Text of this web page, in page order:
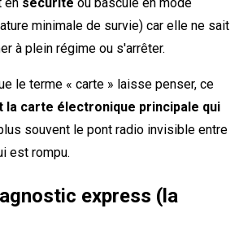
minimale de survie) car elle ne sait
à plein régime ou s'arrêter.
le terme « carte » laisse penser, ce
la carte électronique principale qui
souvent le pont radio invisible entre
est rompu.
express (la